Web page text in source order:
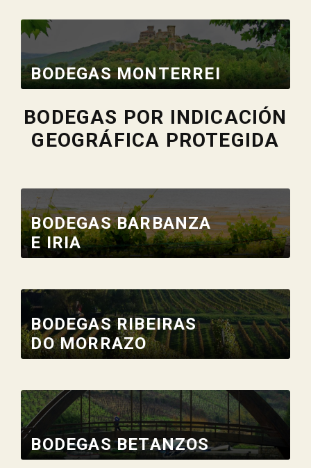
BODEGAS MONTERREI
BODEGAS POR INDICACIÓN
GEOGRÁFICA PROTEGIDA
BODEGAS BARBANZA
E IRIA
BODEGAS RIBEIRAS
DO MORRAZO
BODEGAS BETANZOS